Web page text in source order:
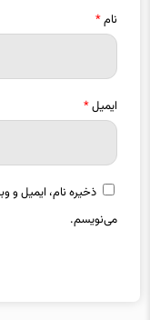
نام*
ایمیل*
ذخیره نام، ایمیل و
می‌نویسم.